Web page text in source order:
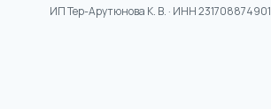
ИП Тер-Арутюнова К. В. · ИНН231708874901